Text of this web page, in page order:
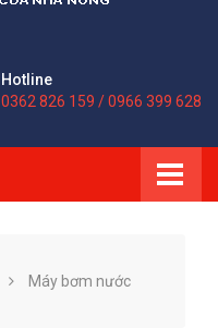
Hotline
0362 826 159 / 0966 399 628
Máy bơm nước